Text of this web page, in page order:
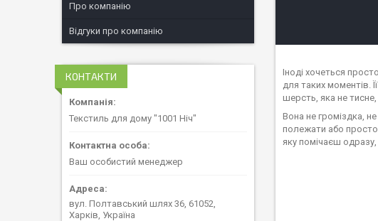
Іноді хочеться
для таких моментів.
шерсть, яка не
Вона не громіздка,
полежати або просто
яку помічаєш
Про компанію
Відгуки про компанію
КОНТАКТИ
Текстиль для дому "1001 Ніч"
Ваш особистий менеджер
вул. Полтавський шлях 36, 61052,
Харків, Україна